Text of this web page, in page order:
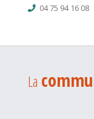
04 75 94 16 08
La